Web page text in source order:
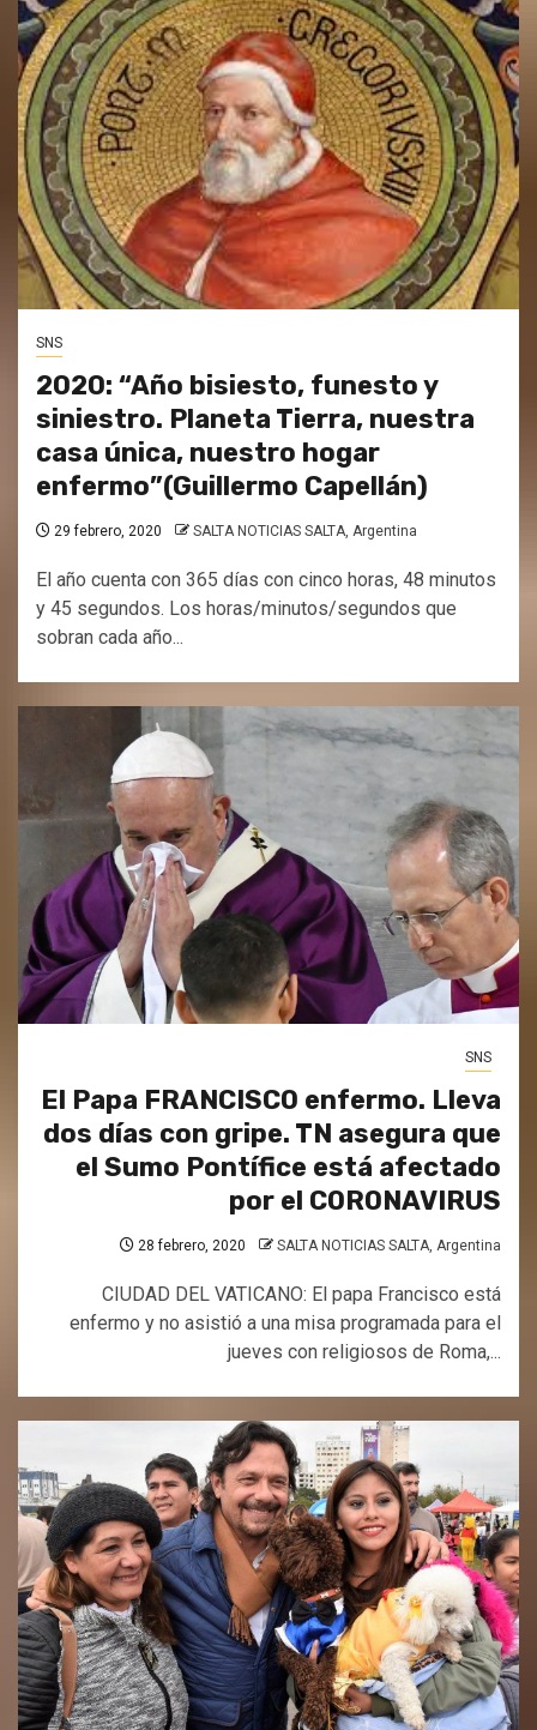
SNS
2020: “Año bisiesto, funesto y
siniestro. Planeta Tierra, nuestra
casa única, nuestro hogar
enfermo”(Guillermo Capellán)
29 febrero, 2020 SALTA NOTICIAS SALTA, Argentina
El año cuenta con 365 días con cinco horas, 48 minutos
y 45 segundos. Los horas/minutos/segundos que
sobran cada año...
SNS
El Papa FRANCISCO enfermo. Lleva
dos días con gripe. TN asegura que
el Sumo Pontífice está afectado
por el CORONAVIRUS
28 febrero, 2020 SALTA NOTICIAS SALTA, Argentina
CIUDAD DEL VATICANO: El papa Francisco está
enfermo y no asistió a una misa programada para el
jueves con religiosos de Roma,...